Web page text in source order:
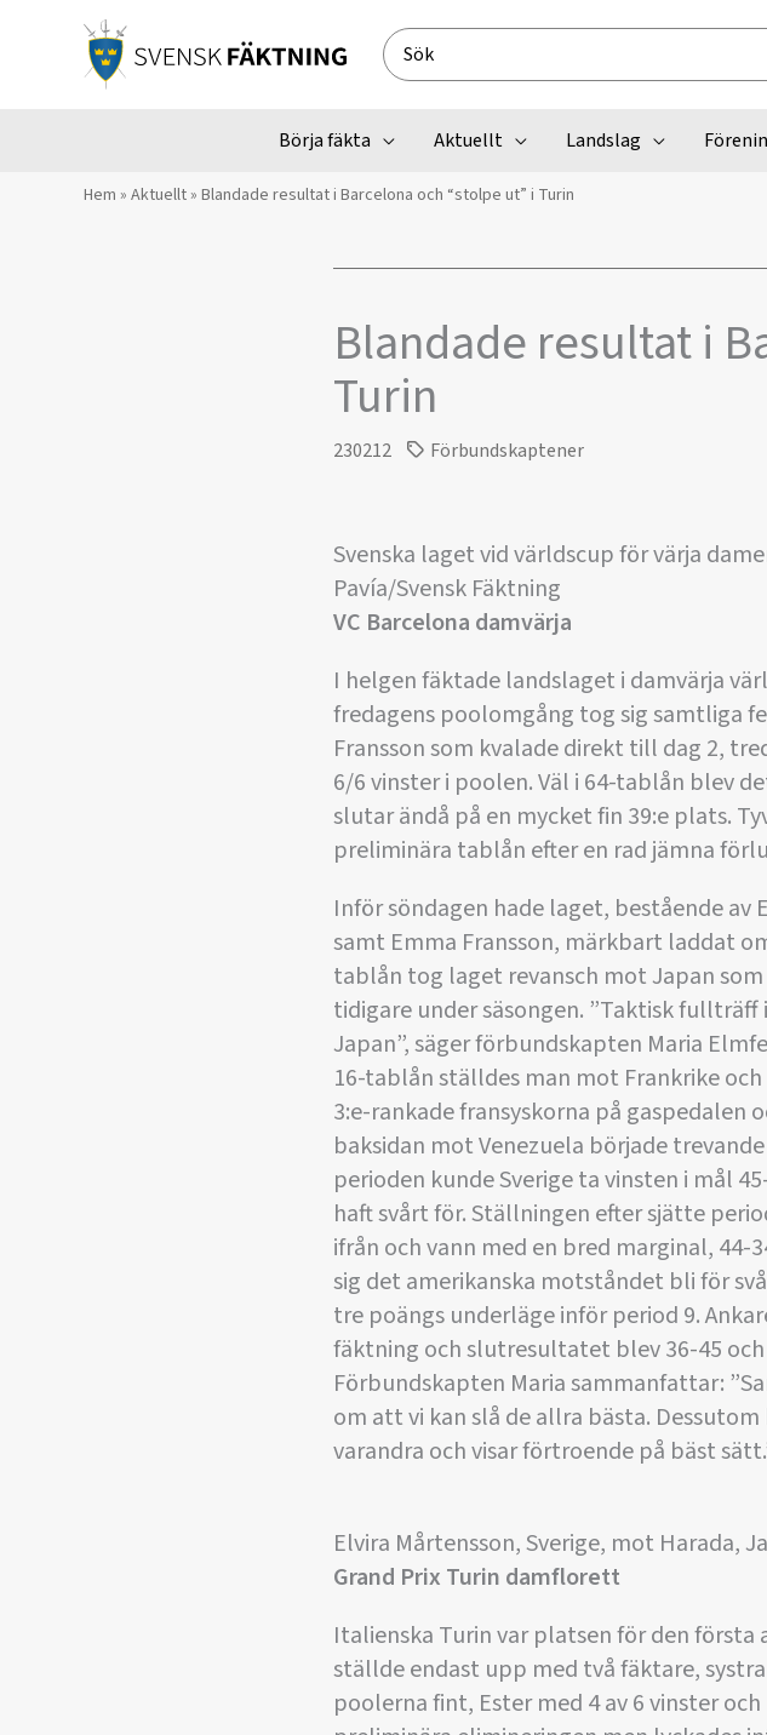
Search
for:
Börja fäkta Aktuellt Landslag
Hem » Aktuellt» Blandade resultat i Barcelona och “stolpe ut” i Turin
Blandade resultat i
Turin
230212 Förbundskaptener
Svenska laget vid världscup för värja
Pavía/Svensk Fäktning
VC Barcelona damvärja
I helgen fäktade landslaget i damvärja
fredagens poolomgång tog sig samtliga
Fransson som kvalade direkt till dag 2,
6/6 vinster i poolen. Väl i 64-tablån blev
slutar ändå på en mycket fin 39:e plats.
preliminära tablån efter en rad jämna
Inför söndagen hade laget, bestående av
samt Emma Fransson, märkbart laddat
tablån tog laget revansch mot Japan
tidigare under säsongen. ”Taktisk
Japan”, säger förbundskapten Maria
16-tablån ställdes man mot Frankrike
3:e-rankade fransyskorna på gaspedalen
baksidan mot Venezuela började
perioden kunde Sverige ta vinsten i mål
haft svårt för. Ställningen efter sjätte
ifrån och vann med en bred marginal, 44-
sig det amerikanska motståndet bli för
tre poängs underläge inför period 9.
fäktning och slutresultatet blev 36-45
Förbundskapten Maria sammanfattar:
om att vi kan slå de allra bästa.
varandra och visar förtroende på bäst
Elvira Mårtensson, Sverige, mot Harada,
Grand Prix Turin damflorett
Italienska Turin var platsen för den
ställde endast upp med två fäktare,
poolerna fint, Ester med 4 av 6 vinster